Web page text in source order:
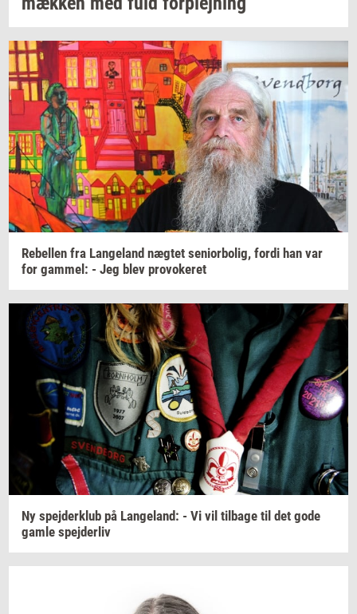
Re­bel­len fra Lan­geland næg­tet se­ni­o­r­bo­lig, fordi han var
for gam­mel: - Jeg blev pro­vo­ke­ret
Ny spej­der­klub på Lan­geland: - Vi vil til­ba­ge til det gode
gamle spej­der­liv